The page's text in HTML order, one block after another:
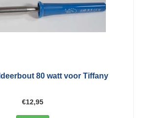
80 watt voor Tiffany
€12,95